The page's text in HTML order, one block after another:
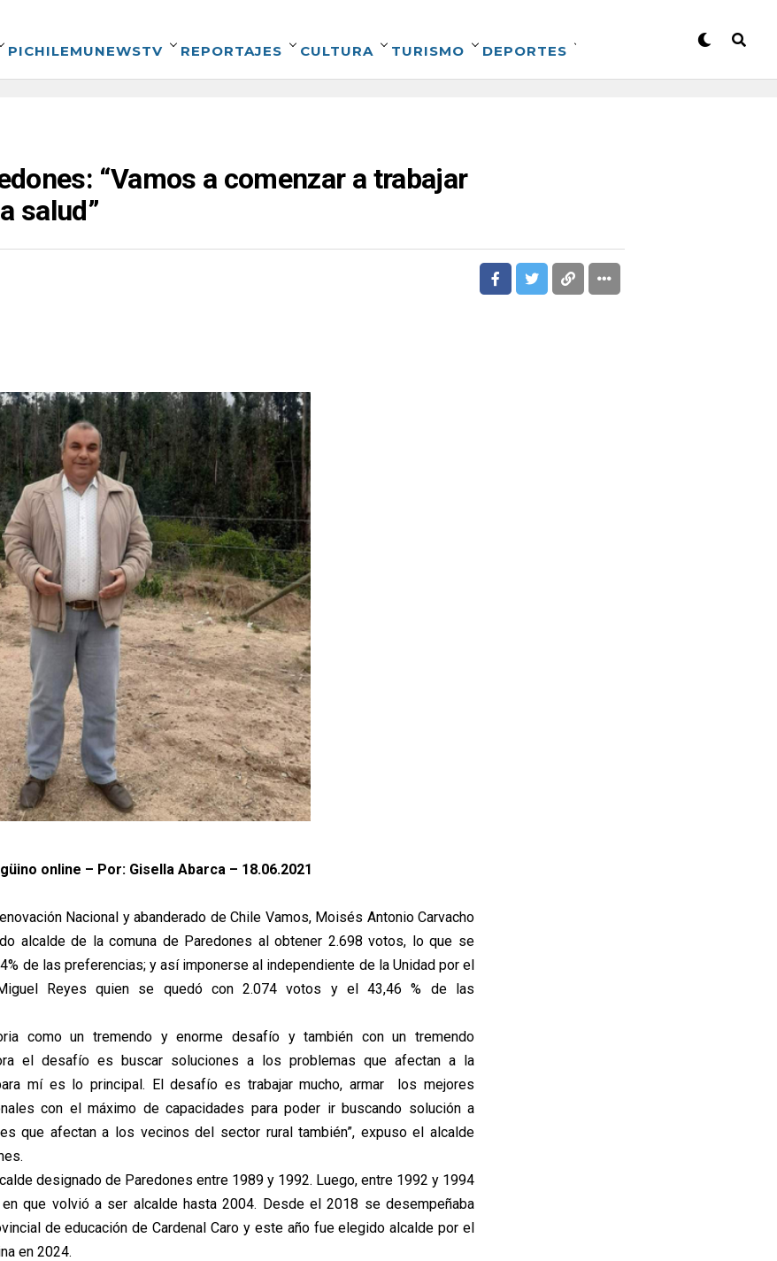
PICHILEMUNEWSTV REPORTAJES CULTURA TURISMO DEPORTES
“Vamos a comenzar a trabajar
salud”
online – Por: Gisella Abarca – 18.06.2021
Nacional y abanderado de Chile Vamos, Moisés Antonio Carvacho
alcalde de la comuna de Paredones al obtener 2.698 votos, lo que se
de las preferencias; y así imponerse al independiente de la Unidad por el
Reyes quien se quedó con 2.074 votos y el 43,46 % de las
como un tremendo y enorme desafío y también con un tremendo
el desafío es buscar soluciones a los problemas que afectan a la
mí es lo principal. El desafío es trabajar mucho, armar los mejores
con el máximo de capacidades para poder ir buscando solución a
que afectan a los vecinos del sector rural también”, expuso el alcalde
designado de Paredones entre 1989 y 1992. Luego, entre 1992 y 1994
que volvió a ser alcalde hasta 2004. Desde el 2018 se desempeñaba
de educación de Cardenal Caro y este año fue elegido alcalde por el
en 2024.